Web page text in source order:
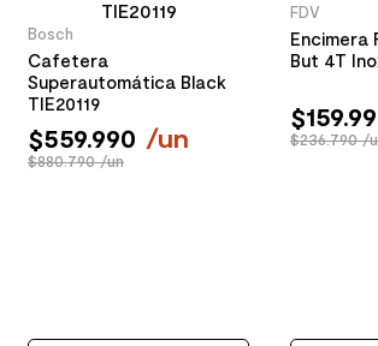
Bosch
Cafetera
Superautomática Black
TIE20119
$559.990 /un
$880.790 /un
FDV
Encimera
But 4T
$159.
$236.790 /